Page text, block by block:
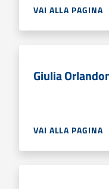
VAI ALLA PAGINA
Giulia
VAI ALLA PAGINA